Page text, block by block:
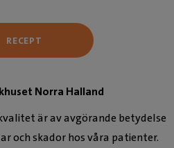
Norra Halland
är av avgörande betydelse
och skador hos våra patienter.
RECEPT